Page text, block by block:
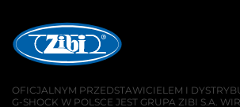
OFICJALNYM PRZEDSTAWICIELEM I
G-SHOCK W POLSCE JEST GRUPA ZIBI S.A.